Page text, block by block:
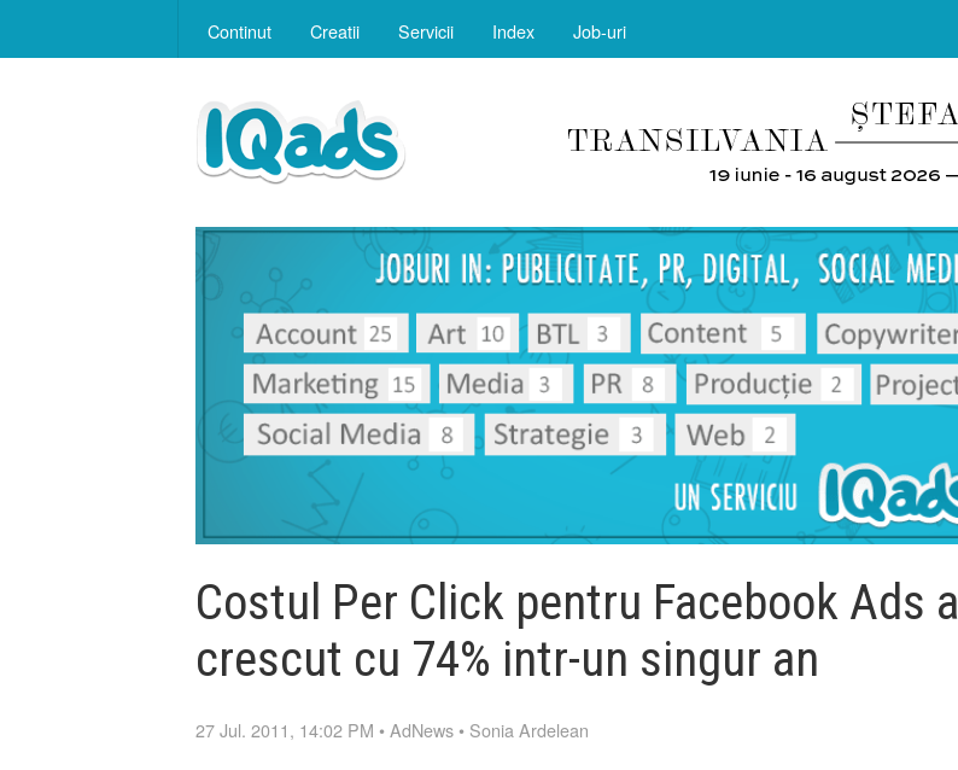
Continut Creatii Servicii Index Job-uri
Costul Per Click pentru Facebook Ads a
crescut cu 74% intr-un singur an
27 Jul. 2011, 14:02 PM •AdNews • Sonia Ardelean